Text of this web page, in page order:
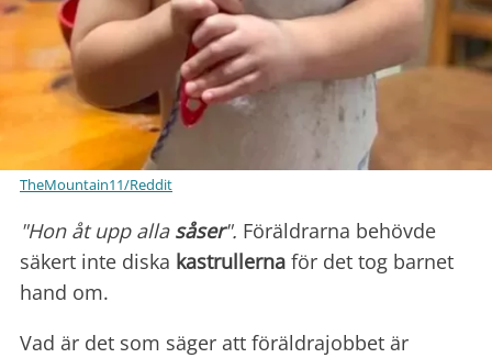
TheMountain11/Reddit
"Hon åt upp alla såser". Föräldrarna behövde
säkert inte diska kastrullerna för det tog barnet
hand om.
Vad är det som säger att föräldrajobbet är